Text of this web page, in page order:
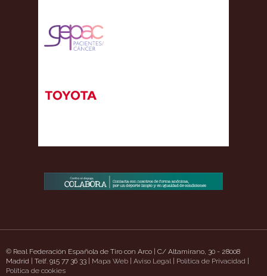
© Real Federación Española de Tiro con Arco | C/ Altamirano, 30 - 28008
Madrid | Telf. 915 77 36 33 | Mapa Web Aviso Legal| Política de Privacidad
Política de cookieshttps://www.uavpioneers.com/